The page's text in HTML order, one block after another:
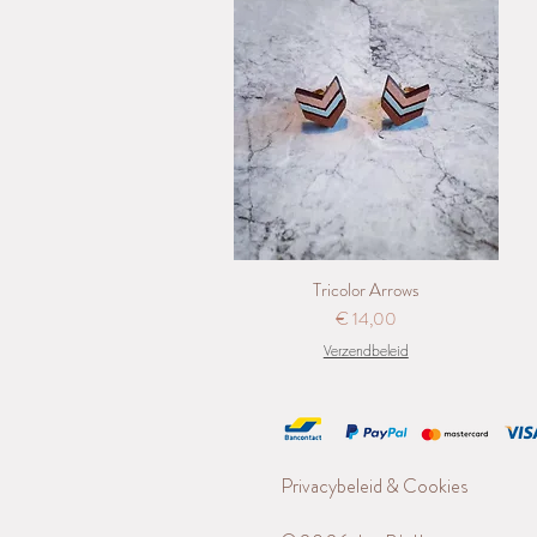
Snel overzicht
Tricolor Arrows
Prijs
€ 14,00
Verzendbeleid
Privacybeleid & Cookies